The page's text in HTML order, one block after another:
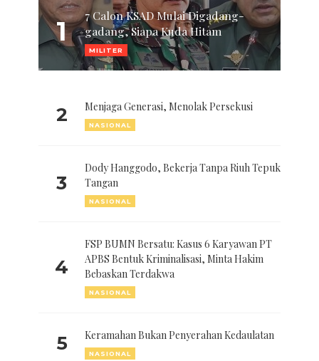
1
7 Calon KSAD Mulai Digadang-
gadang, Siapa Kuda Hitam
MILITER
2 Menjaga Generasi, Menolak Persekusi
NASIONAL
3
Dody Hanggodo, Bekerja Tanpa Riuh Tepuk
Tangan
NASIONAL
4
FSP BUMN Bersatu: Kasus 6 Karyawan PT
APBS Bentuk Kriminalisasi, Minta Hakim
Bebaskan Terdakwa
NASIONAL
5 Keramahan Bukan Penyerahan Kedaulatan
NASIONAL